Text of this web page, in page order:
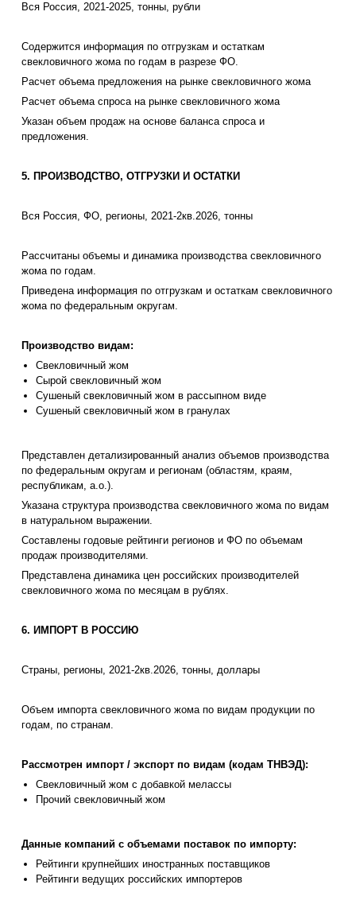
Вся Россия, 2021-2025, тонны, рубли
Содержится информация по отгрузкам и остаткам
свекловичного жома по годам в разрезе ФО.
Расчет объема предложения на рынке свекловичного жома
Расчет объема спроса на рынке свекловичного жома
Указан объем продаж на основе баланса спроса и
предложения.
5. ПРОИЗВОДСТВО, ОТГРУЗКИ И ОСТАТКИ
Вся Россия, ФО, регионы, 2021-2кв.2026, тонны
Рассчитаны объемы и динамика производства свекловичного
жома по годам.
Приведена информация по отгрузкам и остаткам свекловичного
жома по федеральным округам.
Производство видам:
Свекловичный жом
Сырой свекловичный жом
Сушеный свекловичный жом в рассыпном виде
Сушеный свекловичный жом в гранулах
Представлен детализированный анализ объемов производства
по федеральным округам и регионам (областям, краям,
республикам, а.о.).
Указана структура производства свекловичного жома по видам
в натуральном выражении.
Составлены годовые рейтинги регионов и ФО по объемам
продаж производителями.
Представлена динамика цен российских производителей
свекловичного жома по месяцам в рублях.
6. ИМПОРТ В РОССИЮ
Страны, регионы, 2021-2кв.2026, тонны, доллары
Объем импорта свекловичного жома по видам продукции по
годам, по странам.
Рассмотрен импорт / экспорт по видам (кодам ТНВЭД):
Свекловичный жом с добавкой мелассы
Прочий свекловичный жом
Данные компаний с объемами поставок по импорту:
Рейтинги крупнейших иностранных поставщиков
Рейтинги ведущих российских импортеров